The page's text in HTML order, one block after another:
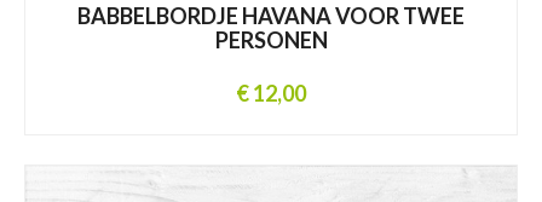
BABBELBORDJE HAVANA VOOR TWEE
PERSONEN
€ 12,00